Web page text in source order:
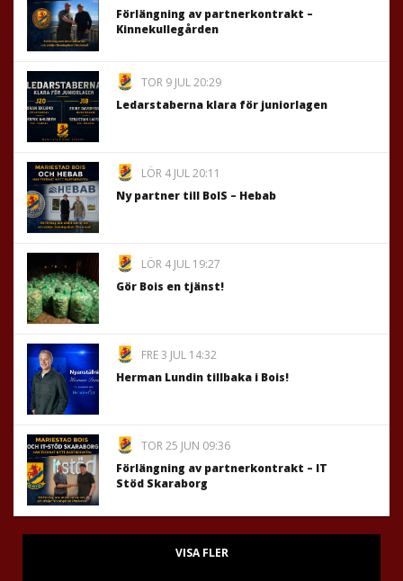
Förlängning av partnerkontrakt –
Kinnekullegården
TOR 9 JUL 20:29
Ledarstaberna klara för juniorlagen
LÖR 4 JUL 20:11
Ny partner till BoIS – Hebab
LÖR 4 JUL 19:27
Gör Bois en tjänst!
FRE 3 JUL 14:32
Herman Lundin tillbaka i Bois!
TOR 25 JUN 09:36
Förlängning av partnerkontrakt – IT
Stöd Skaraborg
VISA FLER